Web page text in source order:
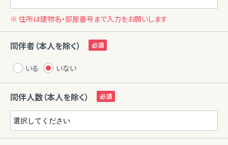
※ 住所は建物名・部屋番号まで入力をお願いします
同伴者（本人を除く）
いる いない
同伴人数（本人を除く）